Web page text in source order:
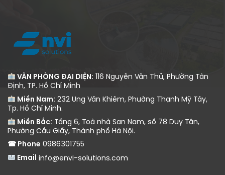
VĂN PHÒNG ĐẠI DIỆN: 116 Nguyễn Văn Thủ, Phường Tân
Định, TP. Hồ Chí Minh
Miền Nam: 232 Ung Văn Khiêm, Phường Thạnh Mỹ Tây,
Tp. Hồ Chí Minh.
Miền Bắc: Tầng 6, Toà nhà San Nam, số 78 Duy Tân,
Phường Cầu Giấy, Thành phố Hà Nội.
☎ Phone 0986301755
Email info@envi-solutions.com